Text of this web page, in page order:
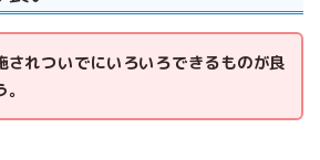
されついでにいろいろできるものが良